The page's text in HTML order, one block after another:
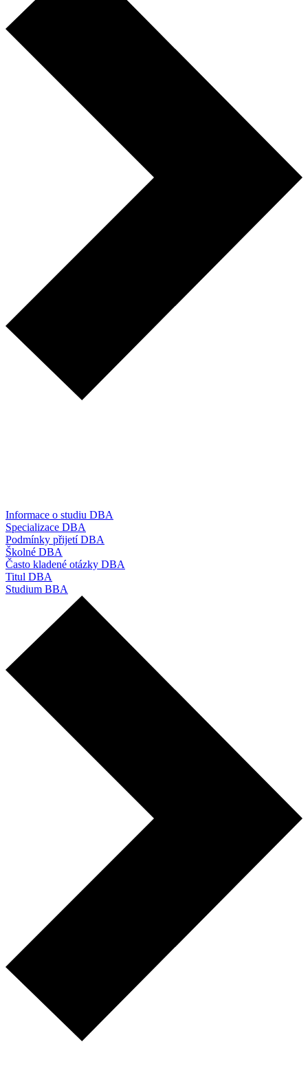
Informace o studiu DBA
Specializace DBA
Podmínky přijetí DBA
Školné DBA
Často kladené otázky DBA
Titul DBA
Studium BBA